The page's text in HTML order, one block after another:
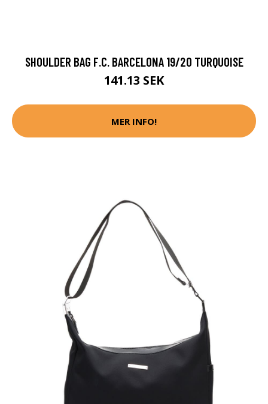
SHOULDER BAG F.C. BARCELONA 19/20 TURQUOISE
141.13 SEK
MER INFO!